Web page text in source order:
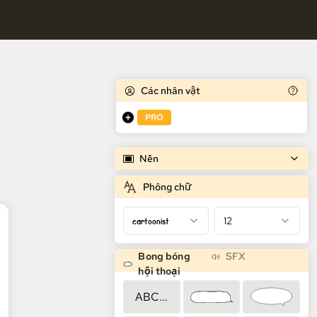
Các nhân vật
PRO
Nền
Phông chữ
cartoonist 12
Bong bóng
hội thoại
SFX
ABC...